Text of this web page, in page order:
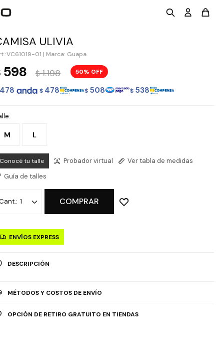
ULIVIA
VC61019-01 | Marca: Guapa
598 $ 1.198 50
478 $ 478 $ 508 $ 538
M L
Conocé tu talle Probador virtual
Ver tabla de medidas
Guía de talles
1 COMPRAR
ENVÍOS EXPRESS
DESCRIPCIÓN
MÉTODOS Y COSTOS DE ENVÍO
OPCIÓN DE RETIRO GRATUITO EN TIENDAS